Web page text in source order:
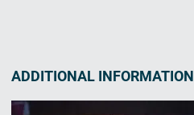
ADDITIONAL INFORMATION